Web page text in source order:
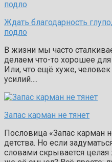
Ждать благодарность
подло
В жизни мы часто
делаем что-то хорошее
Или, что ещё хуже,
усилий….
Запас карман не тянет
Пословица «Запас карман
детства. Но если
словами скрывается